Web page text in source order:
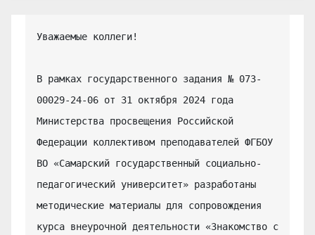
Уважаемые коллеги!
В рамках государственного задания № 073-
00029-24-06 от 31 октября 2024 года
Министерства просвещения Российской
Федерации коллективом преподавателей ФГБОУ
ВО «Самарский государственный социально-
педагогический университет» разработаны
методические материалы для сопровождения
курса внеурочной деятельности «Знакомство с